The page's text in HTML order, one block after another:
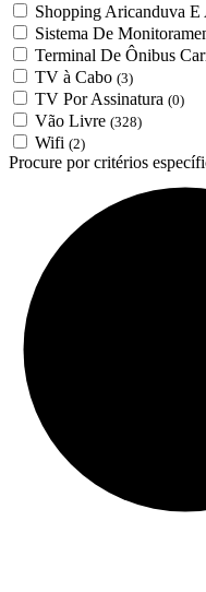
Shopping Aricanduva E
Sistema De
Terminal De Ônibus
TV à Cabo (3)
TV Por Assinatura (0)
Vão Livre (328)
Wifi (2)
Procure por critérios